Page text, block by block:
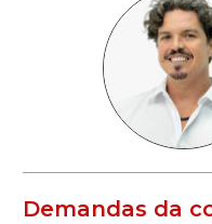
Demandas da